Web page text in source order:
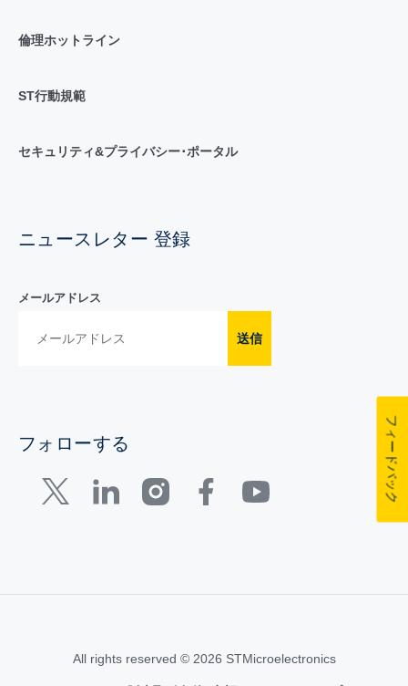
倫理ホットライン
ST行動規範
セキュリティ&プライバシー･ポータル
ニュースレター 登録
メールアドレス
送信
フォローする
All rights reserved © 2026 STMicroelectronics
フィードバック